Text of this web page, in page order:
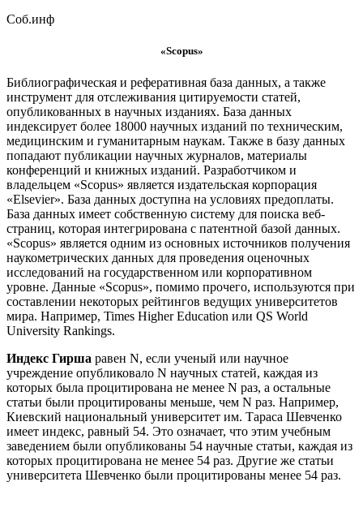
Соб.инф
«Scopus»
Библиографическая и реферативная база данных, а также
инструмент для отслеживания цитируемости статей,
опубликованных в научных изданиях. База данных
индексирует более 18000 научных изданий по техническим,
медицинским и гуманитарным наукам. Также в базу данных
попадают публикации научных журналов, материалы
конференций и книжных изданий. Разработчиком и
владельцем «Scopus» является издательская корпорация
«Elsevier». База данных доступна на условиях предоплаты.
База данных имеет собственную систему для поиска веб-
страниц, которая интегрирована с патентной базой данных.
«Scopus» является одним из основных источников получения
наукометрических данных для проведения оценочных
исследований на государственном или корпоративном
уровне. Данные «Scopus», помимо прочего, используются при
составлении некоторых рейтингов ведущих университетов
мира. Например, Times Higher Education или QS World
University Rankings.
Индекс Гирша равен N, если ученый или научное
учреждение опубликовало N научных статей, каждая из
которых была процитирована не менее N раз, а остальные
статьи были процитированы меньше, чем N раз. Например,
Киевский национальный университет им. Тараса Шевченко
имеет индекс, равный 54. Это означает, что этим учебным
заведением были опубликованы 54 научные статьи, каждая из
которых процитирована не менее 54 раз. Другие же статьи
университета Шевченко были процитированы менее 54 раз.